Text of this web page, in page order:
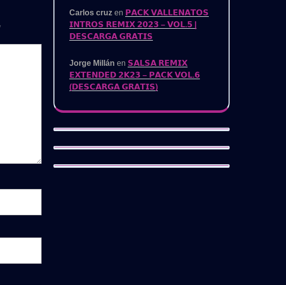
Carlos cruz en 𝗣𝗔𝗖𝗞 𝗩𝗔𝗟𝗟𝗘𝗡𝗔𝗧𝗢𝗦
𝗜𝗡𝗧𝗥𝗢𝗦 𝗥𝗘𝗠𝗜𝗫 𝟮𝟬𝟮𝟯 – 𝗩𝗢𝗟.𝟱 |
𝗗𝗘𝗦𝗖𝗔𝗥𝗚𝗔 𝗚𝗥𝗔𝗧𝗜𝗦
Jorge Millán en 𝗦𝗔𝗟𝗦𝗔 𝗥𝗘𝗠𝗜𝗫
𝗘𝗫𝗧𝗘𝗡𝗗𝗘𝗗 𝟮𝗞𝟮𝟯 – 𝗣𝗔𝗖𝗞 𝗩𝗢𝗟.𝟲
(𝗗𝗘𝗦𝗖𝗔𝗥𝗚𝗔 𝗚𝗥𝗔𝗧𝗜𝗦)